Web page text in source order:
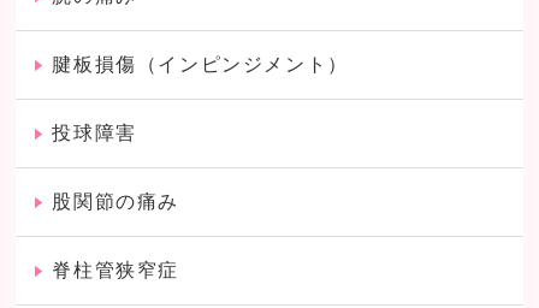
腱板損傷（インピンジメント）
投球障害
股関節の痛み
脊柱管狭窄症